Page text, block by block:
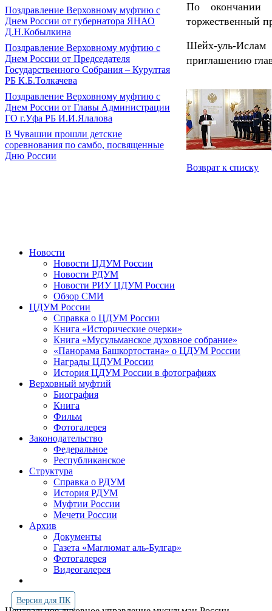
Поздравление Верховному муфтию с
Днем России от губернатора ЯНАО
Д.Н.Кобылкина
Поздравление Верховному муфтию с
Днем России от Председателя
Государственного Собрания – Курултая
РБ К.Б.Толкачева
Поздравление Верховному муфтию с
Днем России от Главы Администрации
ГО г.Уфа РБ И.И.Ялалова
В Чувашии прошли детские
соревнования по самбо, посвященные
Дню России
По окончании
торжественный
Шейх-уль-
приглашению
Возврат к списку
Новости
Новости ЦДУМ России
Новости РДУМ
Новости РИУ ЦДУМ России
Обзор СМИ
ЦДУМ России
Справка о ЦДУМ России
Книга «Исторические очерки»
Книга «Мусульманское духовное собрание»
«Панорама Башкортостана» о ЦДУМ России
Награды ЦДУМ России
История ЦДУМ России в фотографиях
Верховный муфтий
Биография
Книга
Фильм
Фотогалерея
Законодательство
Федеральное
Республиканское
Структура
Справка о РДУМ
История РДУМ
Муфтии России
Мечети России
Архив
Документы
Газета «Маглюмат аль-Булгар»
Фотогалерея
Видеогалерея
Версия для ПК